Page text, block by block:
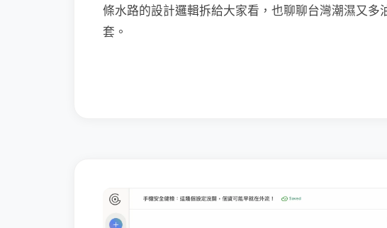
條水路的設計邏輯拆給大家看，也聊聊台灣潮濕又多
套。